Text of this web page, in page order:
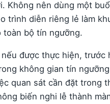
Không nên dùng một
trình diễn riêng lẻ làm
toàn bộ tín ngưỡng.
nếu được thực hiện, trước
không gian tín
quan sát cần đặt trong
biến nghi lễ thành